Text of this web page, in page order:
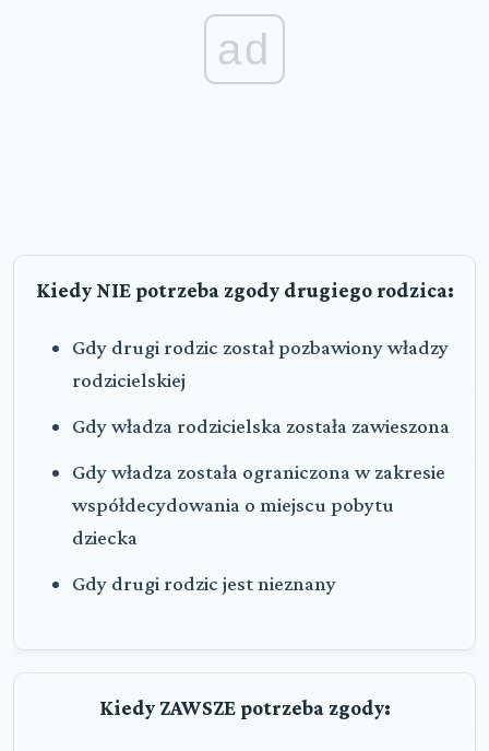
ad
Kiedy NIE potrzeba zgody drugiego rodzica:
Gdy drugi rodzic został pozbawiony władzy
rodzicielskiej
Gdy władza rodzicielska została zawieszona
Gdy władza została ograniczona w zakresie
współdecydowania o miejscu pobytu
dziecka
Gdy drugi rodzic jest nieznany
Kiedy ZAWSZE potrzeba zgody: